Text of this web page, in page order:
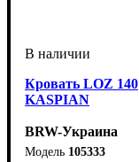
Кровать LOZ 140
KASPIAN
BRW-Украина
105333